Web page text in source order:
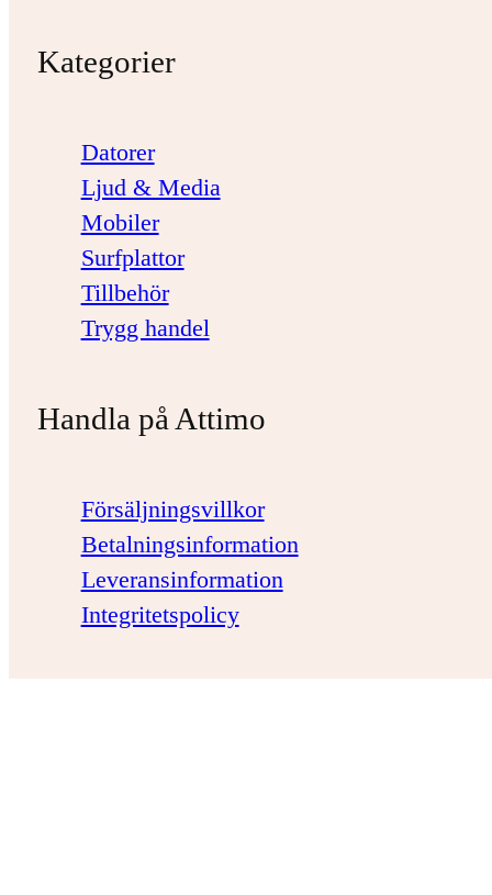
Kategorier
Datorer
Ljud & Media
Mobiler
Surfplattor
Tillbehör
Trygg handel
Handla på Attimo
Försäljningsvillkor
Betalningsinformation
Leveransinformation
Integritetspolicy